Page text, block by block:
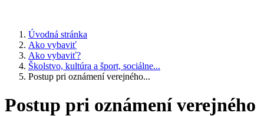
Úvodná stránka
Ako vybaviť
Ako vybaviť?
Školstvo, kultúra a šport, sociálne...
Postup pri oznámení verejného...
Postup pri oznámení verejného